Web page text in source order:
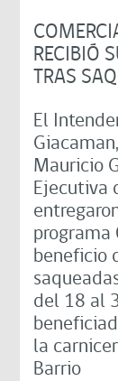
RECIBIÓ
TRAS
El
Mauricio
Ejecutiva
programa
beneficio
del 18 al
la
Barrio